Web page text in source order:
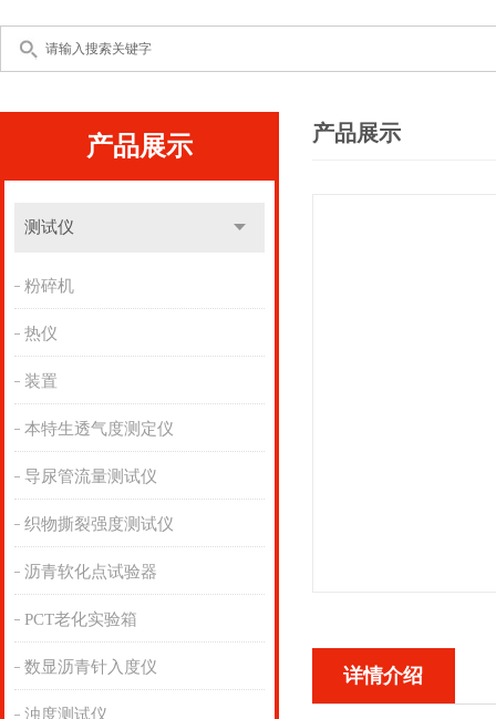
产品展示
测试仪
粉碎机
热仪
装置
本特生透气度测定仪
导尿管流量测试仪
织物撕裂强度测试仪
沥青软化点试验器
PCT老化实验箱
数显沥青针入度仪
浊度测试仪
产品展示
详情介绍